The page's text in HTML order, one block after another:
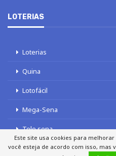
LOTERIAS
Loterias
Quina
Lotofácil
Mega-Sena
Tele sena
Este site usa cookies para
você esteja de acordo com isso, mas